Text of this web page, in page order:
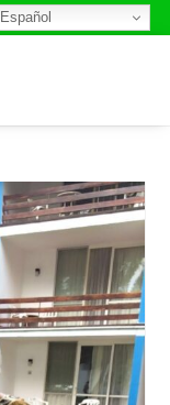
Español